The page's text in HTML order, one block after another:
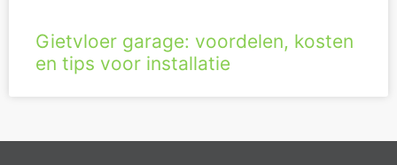
Gietvloer garage: voordelen, kosten
en tips voor installatie